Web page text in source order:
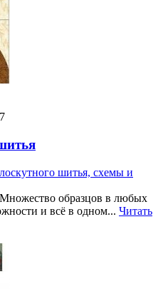
шитья, схемы и
образцов в любых
и всё в одном... Читать